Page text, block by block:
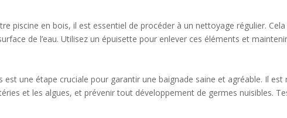
piscine en bois, il est essentiel de procéder à un nettoyage régulier.
de l’eau. Utilisez un épuisette pour enlever ces éléments et
est une étape cruciale pour garantir une baignade saine et agréable. Il
et les algues, et prévenir tout développement de germes nuisibles.